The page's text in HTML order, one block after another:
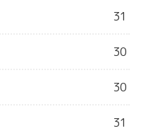
31
30
30
31